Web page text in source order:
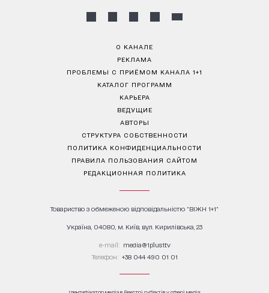
О КАНАЛЕ
РЕКЛАМА
ПРОБЛЕМЫ С ПРИЁМОМ КАНАЛА 1+1
КАТАЛОГ ПРОГРАММ
КАРЬЕРА
ВЕДУЩИЕ
АВТОРЫ
СТРУКТУРА СОБСТВЕННОСТИ
ПОЛИТИКА КОНФИДЕНЦИАЛЬНОСТИ
ПРАВИЛА ПОЛЬЗОВАНИЯ САЙТОМ
РЕДАКЦИОННАЯ ПОЛИТИКА
Товариство з обмеженою відповідальністю "ВІЖН 1+1"
Україна, 04080, м. Київ, вул. Кирилівська, 23
е-mail: media@1plus1.tv
Телефон: +38 044 490 01 01